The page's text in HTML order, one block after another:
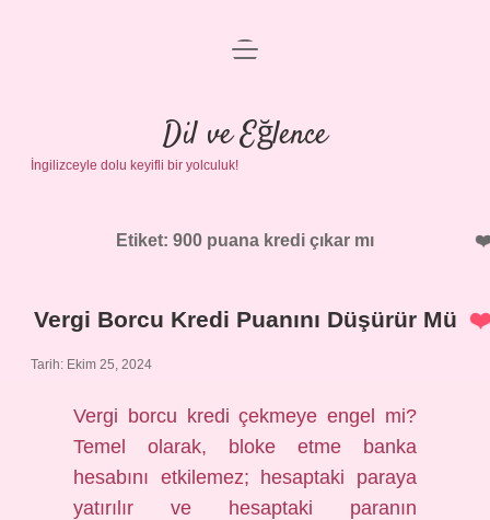
Anasayfa
Gizlilik Politikası
Yasal Uyarı
menüyü
Dil ve Eğlence
İngilizceyle dolu keyifli bir yolculuk!
Etiket: 900 puana kredi çıkar mı
Vergi Borcu Kredi Puanını Düşürür Mü
Tarih: Ekim 25, 2024
Vergi borcu kredi çekmeye engel mi?
Temel olarak, bloke etme banka
hesabını etkilemez; hesaptaki paraya
yatırılır ve hesaptaki paranın